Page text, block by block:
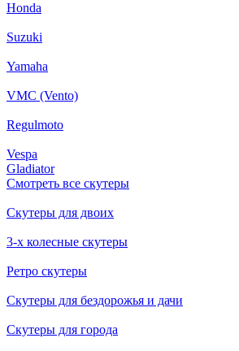
Honda
Suzuki
Yamaha
VMC (Vento)
Regulmoto
Vespa
Gladiator
Смотреть все скутеры
Скутеры для двоих
3-х колесные скутеры
Ретро скутеры
Скутеры для бездорожья и дачи
Скутеры для города